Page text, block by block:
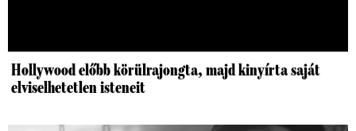
Hollywood előbb körülrajongta, majd kinyírta saját
elviselhetetlen isteneit